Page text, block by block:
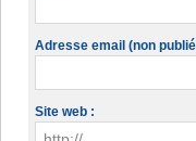
Adresse email (non
Site web :